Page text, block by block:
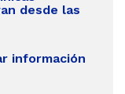
desde las
información